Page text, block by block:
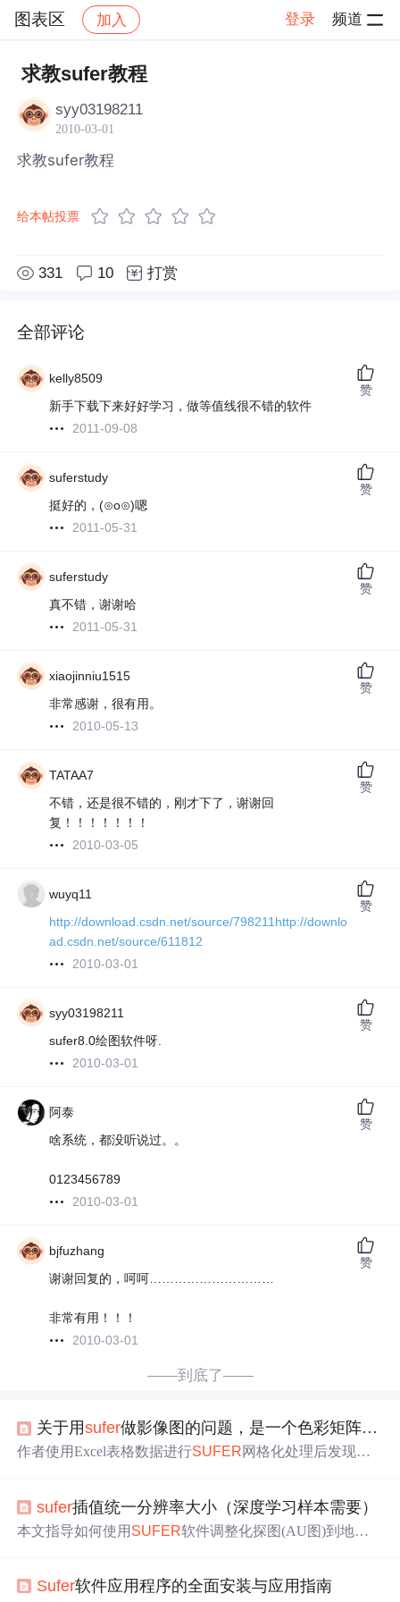
图表区 加入 登录 频道
社区 图表区
求教sufer教程
syy03198211
2010-03-01
求教sufer教程
给本帖投票
331 10 打赏
全部评论
kelly8509
新手下载下来好好学习，做等值线很不错的软件
2011-09-08
赞
suferstudy
挺好的，(⊙o⊙)嗯
2011-05-31
赞
suferstudy
真不错，谢谢哈
2011-05-31
赞
xiaojinniu1515
非常感谢，很有用。
2010-05-13
赞
TATAA7
不错，还是很不错的，刚才下了，谢谢回
复！！！！！！！
2010-03-05
赞
wuyq11
http://download.csdn.net/source/798211http://downlo
ad.csdn.net/source/611812
2010-03-01
赞
syy03198211
sufer8.0绘图软件呀.
2010-03-01
赞
阿泰
啥系统，都没听说过。。
0123456789
2010-03-01
赞
bjfuzhang
谢谢回复的，呵呵…………………………
非常有用！！！
2010-03-01
赞
——到底了——
关于用sufer做影像图的问题，是一个色彩矩阵，请懂的高手帮忙看一下。
作者使用Excel表格数据进行SUFER网格化处理后发现生
sufer插值统一分辨率大小（深度学习样本需要）
本文指导如何使用 SUFER软件调整化探图(AU图)到地质
Sufer软件应用程序的全面安装与应用指南